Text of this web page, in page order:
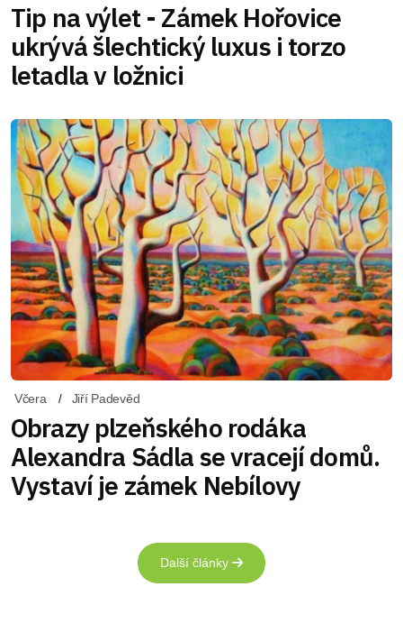
Tip na výlet - Zámek Hořovice
ukrývá šlechtický luxus i torzo
letadla v ložnici
Včera Jiří Padevěd
Obrazy plzeňského rodáka
Alexandra Sádla se vracejí domů.
Vystaví je zámek Nebílovy
Další články